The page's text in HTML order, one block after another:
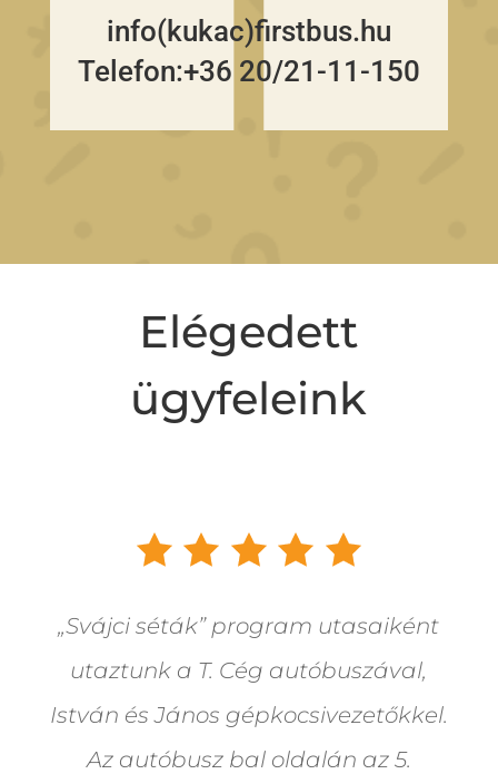
info(kukac)firstbus.hu
Telefon:+36 20/21-11-150
Elégedett
ügyfeleink
„Svájci séták” program utasaiként
utaztunk a T. Cég autóbuszával,
István és János gépkocsivezetőkkel.
Az autóbusz bal oldalán az 5.